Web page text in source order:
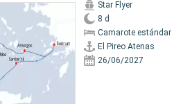
Star Flyer
8 d
Camarote estándar
El Pireo Atenas
26/06/2027